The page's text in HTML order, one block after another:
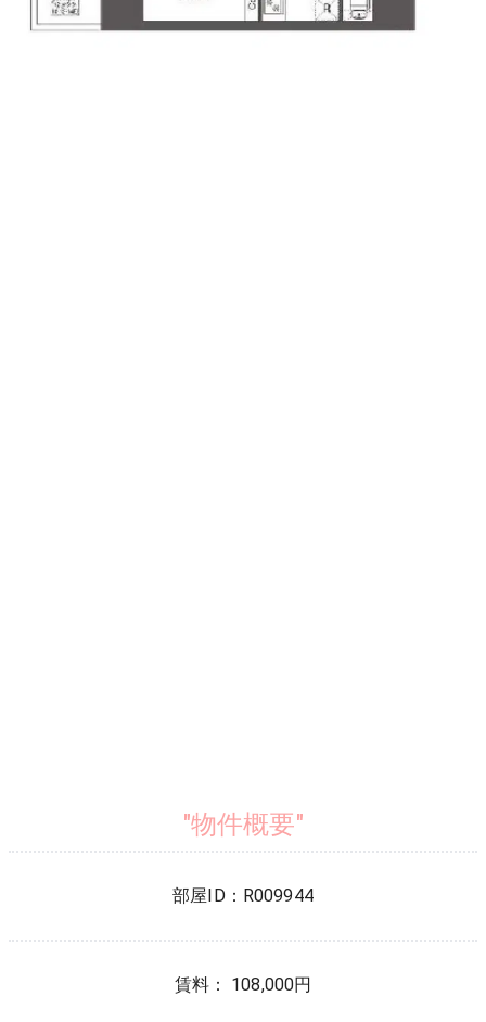
"物件概要"
部屋ID： R009944
賃料： 108,000円